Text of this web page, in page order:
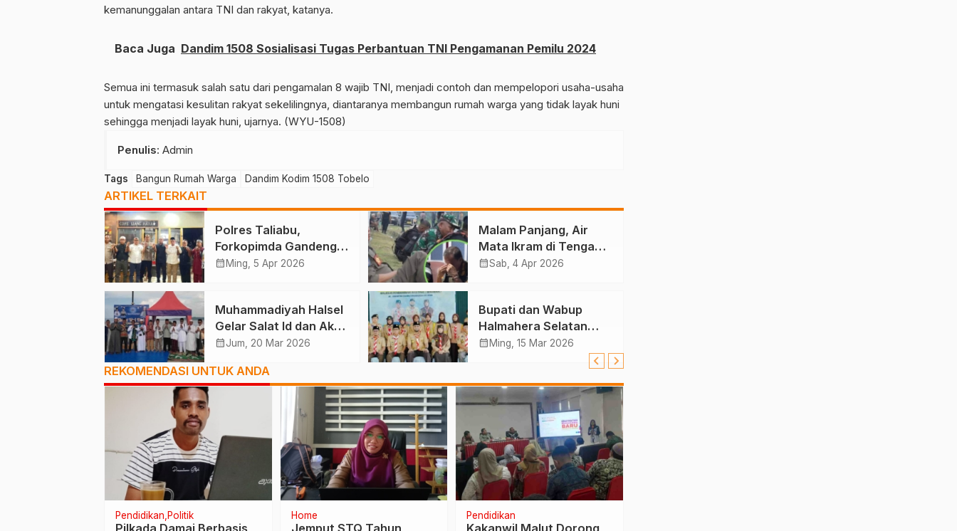
kemanunggalan antara TNI dan rakyat, katanya.
Baca Juga Dandim 1508 Sosialisasi Tugas Perbantuan TNI Pengamanan Pemilu 2024
Semua ini termasuk salah satu dari pengamalan 8 wajib TNI, menjadi contoh dan mempelopori usaha-usaha
untuk mengatasi kesulitan rakyat sekelilingnya, diantaranya membangun rumah warga yang tidak layak huni
sehingga menjadi layak huni, ujarnya. (WYU-1508)
Penulis: Admin
Tags Bangun Rumah Warga Dandim Kodim 1508 Tobelo
ARTIKEL TERKAIT
Polres Taliabu,
Forkopimda Gandeng
Tokoh Agama
calendar_month Ming, 5 Apr 2026
Malam Panjang, Air
Mata Ikram di Tengah
Konflik Halteng
calendar_monthSab, 4 Apr 2026
Muhammadiyah Halsel
Gelar Salat Id dan Aksi
Solidaritas Palestina
calendar_monthJum, 20 Mar 2026
Bupati dan Wabup
Halmahera Selatan
Hadiri Pelantikan
Mabiran Pramuka se-
calendar_month Ming, 15 Mar 2026
REKOMENDASI UNTUK ANDA
Pendidikan Politik
Pilkada Damai Berbasis
Home
Jemput STQ Tahun
Pendidikan
Kakanwil Malut Dorong